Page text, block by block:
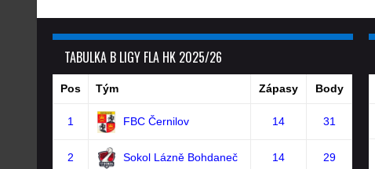
TABULKA B LIGY FLA HK 2025/26
Pos Tým Zápasy Body
1 FBC Černilov 14 31
2 Sokol Lázně Bohdaneč 14 29